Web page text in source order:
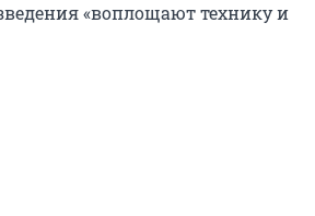
«воплощают технику и